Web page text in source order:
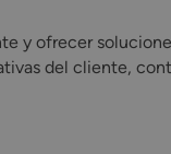
y ofrecer
del cliente,